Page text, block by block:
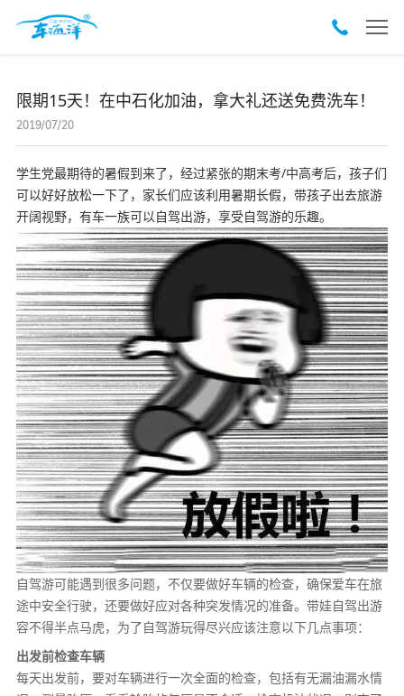
限期15天！在中石化加油，拿大礼还送免费洗车！
2019/07/20
学生党最期待的暑假到来了，经过紧张的期末考/中高考后，孩子们
可以好好放松一下了，家长们应该利用暑期长假， 带孩子出去旅游
开阔视野， 有车一族可以自驾出游， 享受自驾游的乐趣。
自驾游可能遇到很多问题，不仅要做好车辆的检查，确保爱车在旅
途中安全行驶，还要做好应对各种突发情况的准备。带娃自驾出游
容不得半点马虎，为了自驾游玩得尽兴应该注意以下几点事项：
出发前检查车辆
每天出发前，要对车辆进行一次全面的检查，包括有无漏油漏水情